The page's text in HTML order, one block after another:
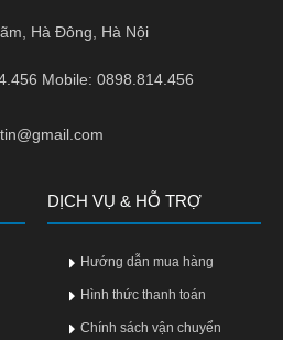
Hà Đông, Hà Nội
Mobile: 0898.814.456
DỊCH VỤ & HỖ TRỢ
Hướng dẫn mua hàng
Hình thức thanh toán
Chính sách vận chuyển